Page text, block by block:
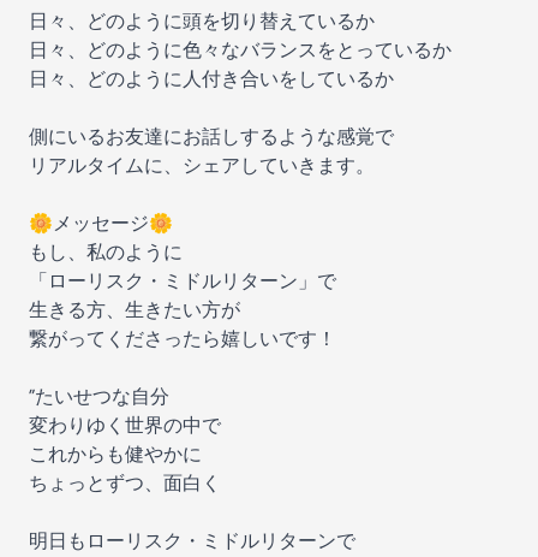
日々、どのように頭を切り替えているか
日々、どのように色々なバランスをとっているか
日々、どのように人付き合いをしているか
側にいるお友達にお話しするような感覚で
リアルタイムに、シェアしていきます。
🌼メッセージ🌼
もし、私のように
「ローリスク・ミドルリターン」で
生きる方、生きたい方が
繋がってくださったら嬉しいです！
”たいせつな自分
変わりゆく世界の中で
これからも健やかに
ちょっとずつ、面白く
明日もローリスク・ミドルリターンで